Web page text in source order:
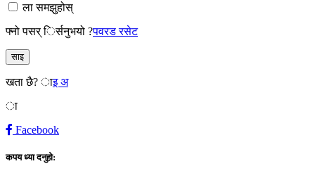
ला समझुहोस्
फ्नो पसर् िर्सनुभयो ?पवरड रसेट
साइ
खता छै?ाइ अ
ा
Facebook
कपय ध्या दनुहो: